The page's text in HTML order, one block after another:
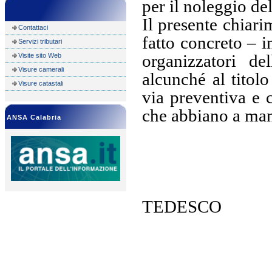
per il noleggio
Il presente
fatto concreto –
organizzatori
alcunché al
via preventiva e
che abbiano a
TEDESCO
Contattaci
Servizi tributari
Visite sito Web
Visure camerali
Visure catastali
ANSA Calabria